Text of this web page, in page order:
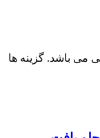
می باشد. گزینه ها